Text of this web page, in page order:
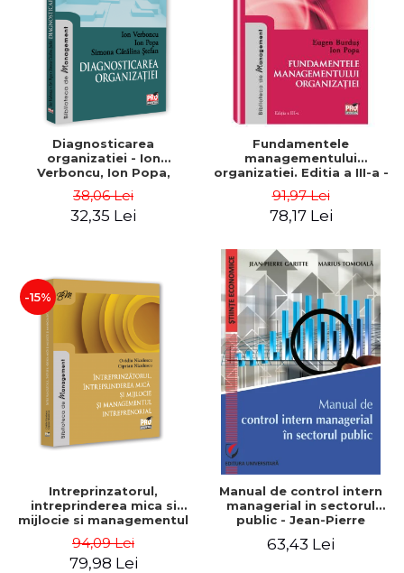
Diagnosticarea
organizatiei - Ion
Verboncu, Ion Popa,
38,06 Lei
32,35 Lei
Fundamentele
managementului
organizatiei. Editia a III-a -
91,97 Lei
78,17 Lei
-15%
Intreprinzatorul,
intreprinderea mica si
mijlocie si managementul
Nicolescu, Ciprian
Nicolescu
94,09 Lei
79,98 Lei
Manual de control intern
managerial in sectorul
public - Jean-Pierre
63,43 Lei